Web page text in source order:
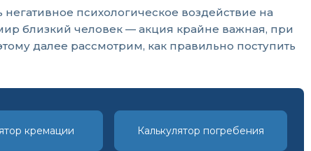
психологическое воздействие на
близкий человек — акция крайне важная, при
далее рассмотрим, как правильно поступить
кремации Калькулятор погребения